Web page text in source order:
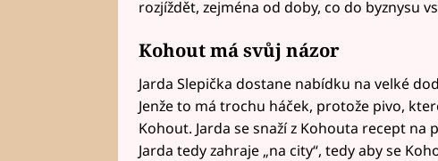
rozjíždět, zejména od doby, co do byznysu
Kohout má svůj názor
Jarda Slepička dostane nabídku na velké
Jenže to má trochu háček, protože pivo,
Kohout. Jarda se snaží z Kohouta recept
Jarda tedy zahraje „na city“, tedy aby se